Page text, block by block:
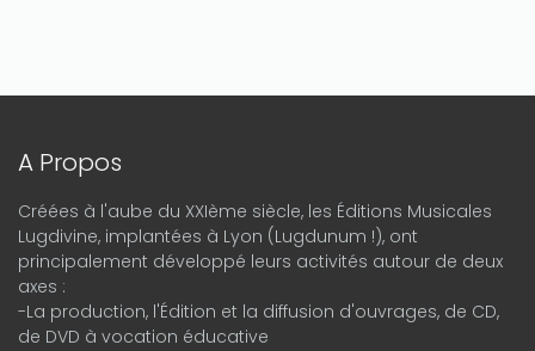
A Propos
Créées à l'aube du XXIème siècle, les Éditions Musicales
Lugdivine, implantées à Lyon (Lugdunum !), ont
principalement développé leurs activités autour de deux
axes :
-La production, l'Édition et la diffusion d'ouvrages, de CD,
de DVD à vocation éducative